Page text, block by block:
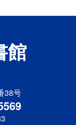
館
38号